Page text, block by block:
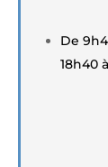
De
18h40